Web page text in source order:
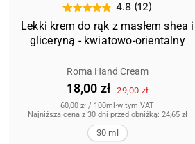
4.8 (12)
Lekki krem do rąk z masłem shea i
gliceryną - kwiatowo-orientalny
Roma Hand Cream
18,00 zł 29,00 zł
60,00 zł / 100ml ·w tym VAT
Najniższa cena z 30 dni przed obniżką: 24,65 zł
30 ml